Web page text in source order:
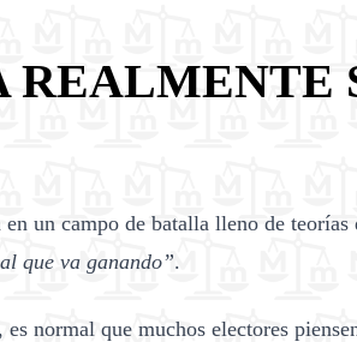
REALMENTE
un campo de batalla lleno de
que va ganando”.
normal que muchos electores